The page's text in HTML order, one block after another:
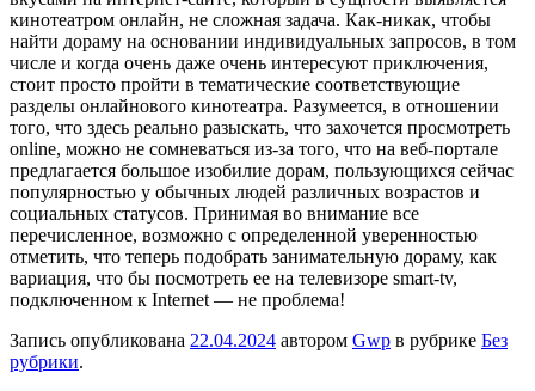
кинотеатром онлайн, не сложная задача. Как-никак, чтобы
найти дораму на основании индивидуальных запросов, в том
числе и когда очень даже очень интересуют приключения,
стоит просто пройти в тематические соответствующие
разделы онлайнового кинотеатра. Разумеется, в отношении
того, что здесь реально разыскать, что захочется просмотреть
online, можно не сомневаться из-за того, что на веб-портале
предлагается большое изобилие дорам, пользующихся сейчас
популярностью у обычных людей различных возрастов и
социальных статусов. Принимая во внимание все
перечисленное, возможно с определенной уверенностью
отметить, что теперь подобрать занимательную дораму, как
вариация, что бы посмотреть ее на телевизоре smart-tv,
подключенном к Internet — не проблема!
Запись опубликована 22.04.2024 автором Gwp в рубрике Без
рубрики.